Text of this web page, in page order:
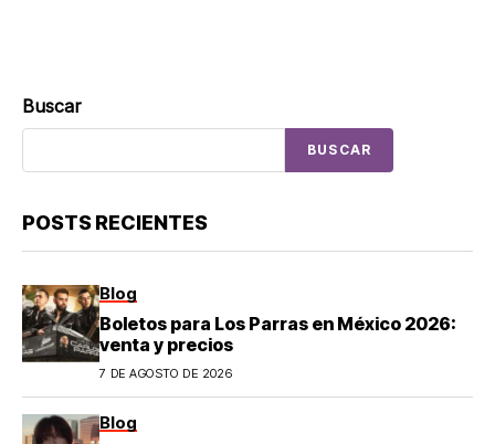
Buscar
BUSCAR
POSTS RECIENTES
Blog
Boletos para Los Parras en México 2026:
venta y precios
7 DE AGOSTO DE 2026
Blog